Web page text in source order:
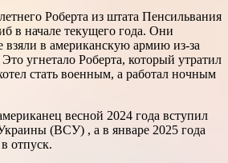
Роберта из штата Пенсильвания
в начале текущего года. Они
взяли в американскую армию из-за
угнетало Роберта, который утратил
стать военным, а работал ночным
весной 2024 года вступил
(ВСУ) , а в январе 2025 года
отпуск.